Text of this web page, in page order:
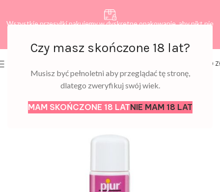
Czy masz skończone 18 lat?
Musisz być pełnoletni aby przeglądać tę stronę,
dlatego zweryfikuj swój wiek.
MAM SKOŃCZONE 18 LATNIE MAM 18 LAT
Wszystkie przesyłki pakujemy w dyskretne opakowanie, aby nikt nie
0,00